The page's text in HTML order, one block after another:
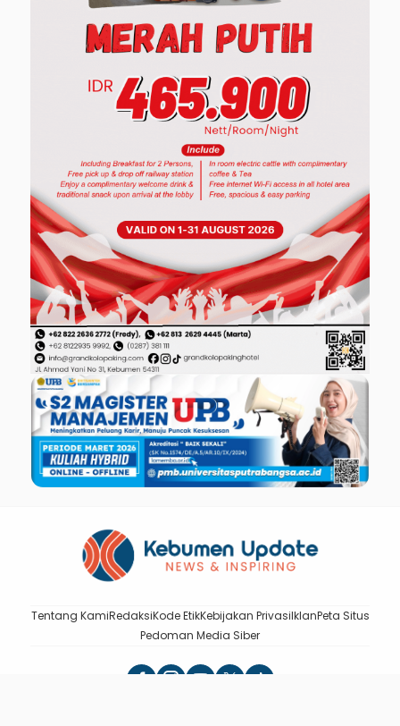
Tentang KamiRedaksiKode EtikKebijakan PrivasiIklanPeta Situs
Pedoman Media Siber